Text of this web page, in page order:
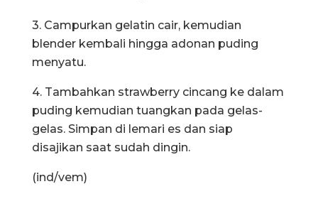
3. Campurkan gelatin cair, kemudian
blender kembali hingga adonan puding
menyatu.
4. Tambahkan strawberry cincang ke dalam
puding kemudian tuangkan pada gelas-
gelas. Simpan di lemari es dan siap
disajikan saat sudah dingin.
(ind/vem)